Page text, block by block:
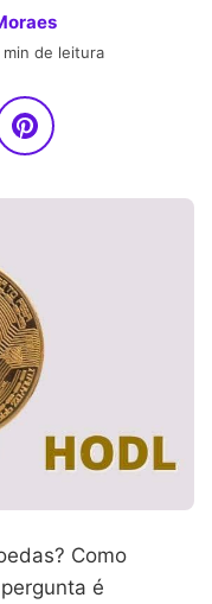
min de leitura
Como
é